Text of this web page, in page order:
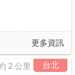
更多資訊
台北
2 公里